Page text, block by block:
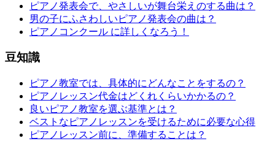
ピアノ発表会で、やさしいが舞台栄えのする曲は？
男の子にふさわしいピアノ発表会の曲は？
ピアノコンクール に詳しくなろう！
豆知識
ピアノ教室では、具体的にどんなことをするの？
ピアノレッスン代金はどくれくらいかかるの？
良いピアノ教室を選ぶ基準とは？
ベストなピアノレッスンを受けるために必要な心得
ピアノレッスン前に、準備することは？